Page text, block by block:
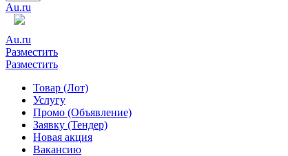
Au.ru
Au.ru
Разместить
Разместить
Товар (Лот)
Услугу
Промо (Объявление)
Заявку (Тендер)
Новая акция
Вакансию